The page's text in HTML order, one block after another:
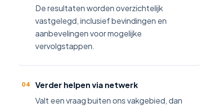
De resultaten worden overzichtelijk
vastgelegd, inclusief bevindingen en
aanbevelingen voor mogelijke
vervolgstappen.
04
Verder helpen via netwerk
Valt een vraag buiten ons vakgebied, dan